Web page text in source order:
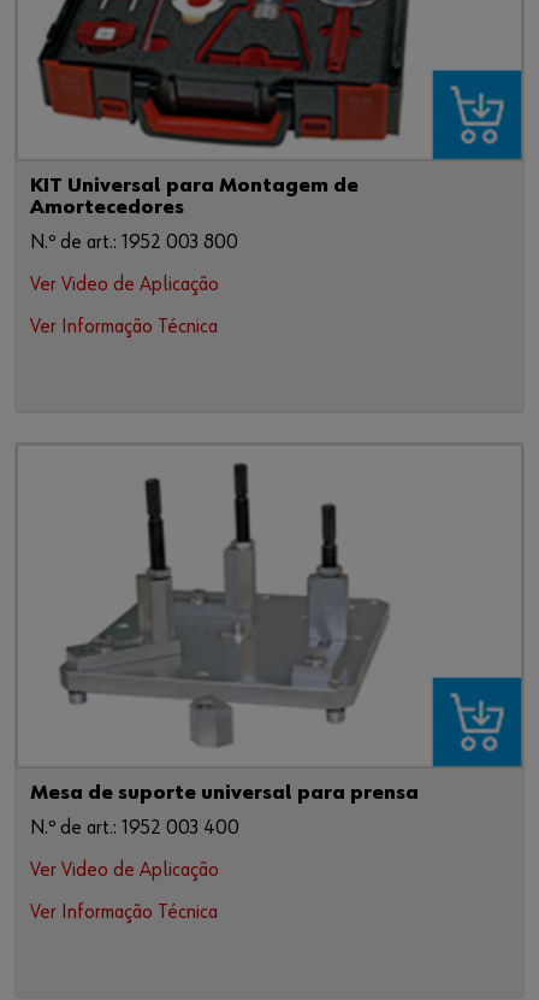
KIT Universal para Montagem de
Amortecedores
N.º de art.: 1952 003 800
Ver Video de Aplicação
Ver Informação Técnica
Mesa de suporte universal para prensa
N.º de art.: 1952 003 400
Ver Video de Aplicação
Ver Informação Técnica